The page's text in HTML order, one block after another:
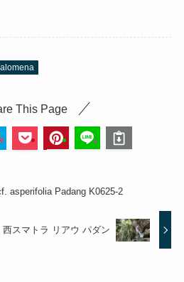
This Page
asperifolia Padang K0625-2
西スマトラ リアウ パダン